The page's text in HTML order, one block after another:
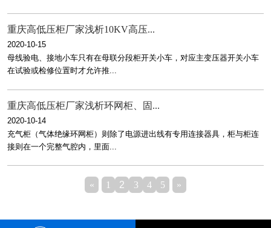
重庆高低压柜厂家浅析10KV高压...
2020-10-15
母线验电、接地小车只有在母联分段柜开关小车，对应主变压器开关小车
在试验或检修位置时才允许推...
重庆高低压柜厂家浅析环网柜、固...
2020-10-14
充气柜（气体绝缘环网柜）则除了电源进出线有专用连接器具，柜与柜连
接则在一个完整气腔内，里面...
« 1 2 3 4 5 »